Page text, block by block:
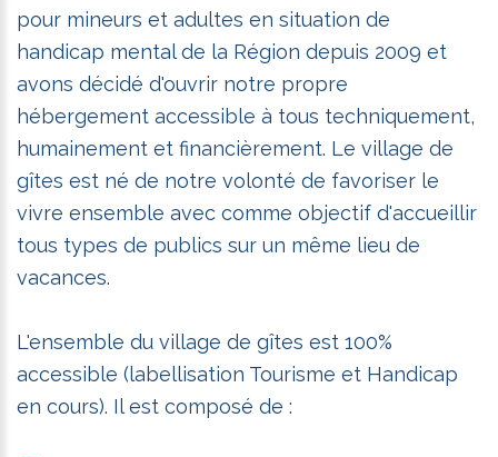
pour mineurs et adultes en situation de
handicap mental de la Région depuis 2009 et
avons décidé d'ouvrir notre propre
hébergement accessible à tous techniquement,
humainement et financièrement. Le village de
gîtes est né de notre volonté de favoriser le
vivre ensemble avec comme objectif d'accueillir
tous types de publics sur un même lieu de
vacances.
L'ensemble du village de gîtes est 100%
accessible (labellisation Tourisme et Handicap
en cours). Il est composé de :